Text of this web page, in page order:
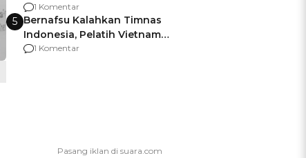
Manchester United
1 Komentar
5 Bernafsu Kalahkan Timnas
Indonesia, Pelatih Vietnam
Berencana Pakai Jimat di Pakansari
1 Komentar